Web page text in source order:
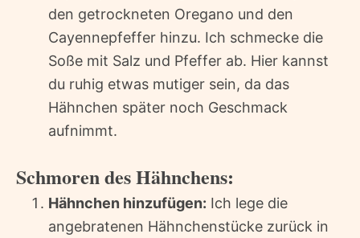
den getrockneten Oregano und den
Cayennepfeffer hinzu. Ich schmecke die
Soße mit Salz und Pfeffer ab. Hier kannst
du ruhig etwas mutiger sein, da das
Hähnchen später noch Geschmack
aufnimmt.
Schmoren des Hähnchens:
Hähnchen hinzufügen: Ich lege die
angebratenen Hähnchenstücke zurück in